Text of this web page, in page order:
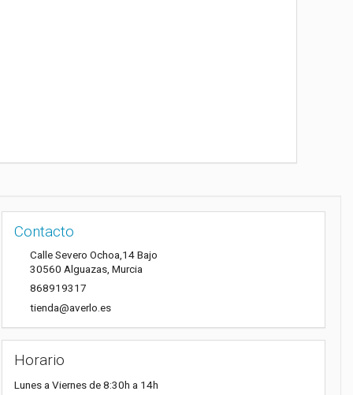
Contacto
Calle Severo Ochoa,14 Bajo
30560 Alguazas, Murcia
868919317
tienda@averlo.es
Horario
Lunes a Viernes de 8:30h a 14h